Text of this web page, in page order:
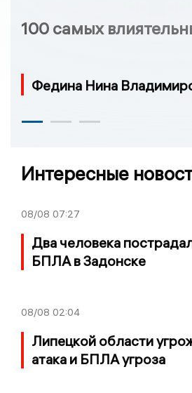
100 самых
Федина Нина
Интересные
08/08 07:27
Два человека
БПЛА в Задонске
08/08 02:04
Липецкой области
атака и БПЛА угроза